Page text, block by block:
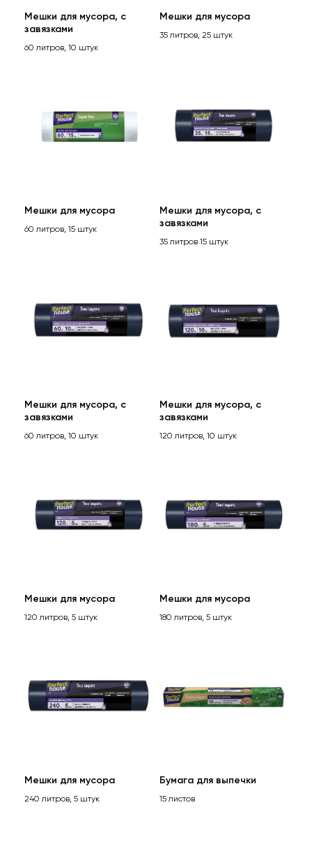
Мешки для мусора, с
завязками
60 литров, 10 штук
Мешки для мусора
35 литров, 25 штук
Мешки для мусора
60 литров, 15 штук
Мешки для мусора, с
завязками
35 литров 15 штук
Мешки для мусора, с
завязками
60 литров, 10 штук
Мешки для мусора, с
завязками
120 литров, 10 штук
Мешки для мусора
120 литров, 5 штук
Мешки для мусора
180 литров, 5 штук
Мешки для мусора
240 литров, 5 штук
Бумага для выпечки
15 листов
Адрес
Контакты